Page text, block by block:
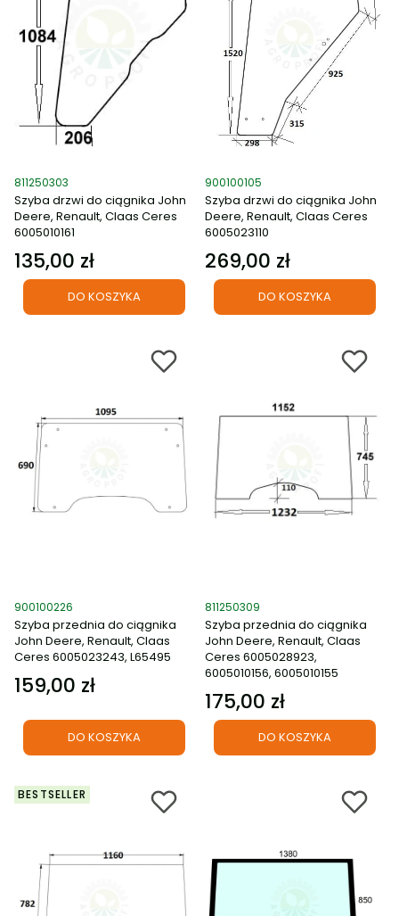
Kod produktu
811250303
Szyba drzwi do ciągnika John
Deere, Renault, Claas Ceres
6005010161
Cena
135,00 zł
DO KOSZYKA
Kod produktu
900100105
Szyba drzwi do ciągnika John
Deere, Renault, Claas Ceres
6005023110
Cena
269,00 zł
DO KOSZYKA
Kod produktu
900100226
Szyba przednia do ciągnika
John Deere, Renault, Claas
Ceres 6005023243, L65495
Cena
159,00 zł
DO KOSZYKA
Kod produktu
811250309
Szyba przednia do ciągnika
John Deere, Renault, Claas
Ceres 6005028923,
6005010156, 6005010155
Cena
175,00 zł
DO KOSZYKA
BESTSELLER